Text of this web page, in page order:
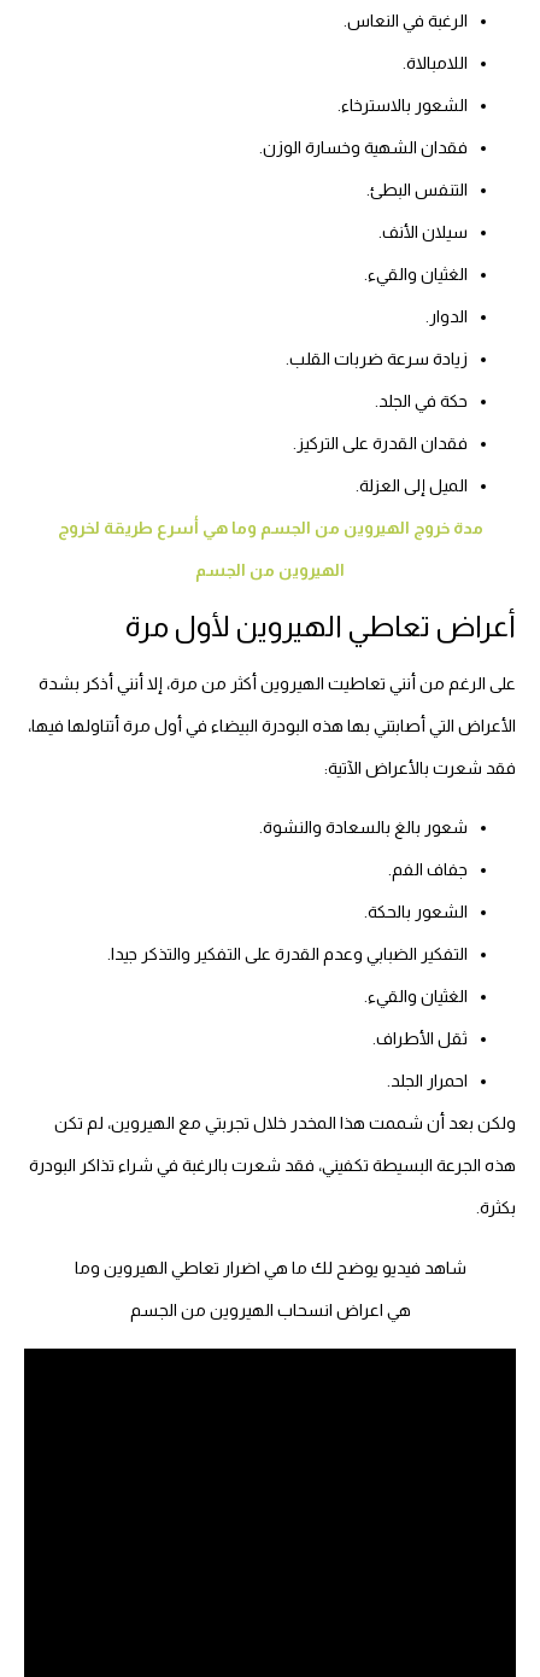
الرغبة في النعاس.
اللامبالاة.
الشعور بالاسترخاء.
فقدان الشهية وخسارة الوزن.
التنفس البطئ.
سيلان الأنف.
الغثيان والقيء.
الدوار.
زيادة سرعة ضربات القلب.
حكة في الجلد.
فقدان القدرة على التركيز.
الميل إلى العزلة.
مدة خروج الهيروين من الجسم وما هي أسرع طريقة لخروج
الهيروين من الجسم
أعراض تعاطي الهيروين لأول مرة
على الرغم من أنني تعاطيت الهيروين أكثر من مرة، إلا أنني أذكر بشدة
الأعراض التي أصابتني بها هذه البودرة البيضاء في أول مرة أتناولها فيها،
فقد شعرت بالأعراض الآتية:
شعور بالغ بالسعادة والنشوة.
جفاف الفم.
الشعور بالحكة.
التفكير الضبابي وعدم القدرة على التفكير والتذكر جيدا.
الغثيان والقيء.
ثقل الأطراف.
احمرار الجلد.
ولكن بعد أن شممت هذا المخدر خلال تجربتي مع الهيروين، لم تكن
هذه الجرعة البسيطة تكفيني، فقد شعرت بالرغبة في شراء تذاكر البودرة
بكثرة.
شاهد فيديو يوضح لك ما هي اضرار تعاطي الهيروين وما
هي اعراض انسحاب الهيروين من الجسم